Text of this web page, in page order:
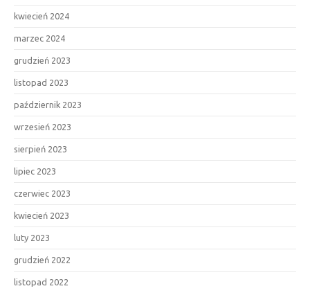
kwiecień 2024
marzec 2024
grudzień 2023
listopad 2023
październik 2023
wrzesień 2023
sierpień 2023
lipiec 2023
czerwiec 2023
kwiecień 2023
luty 2023
grudzień 2022
listopad 2022